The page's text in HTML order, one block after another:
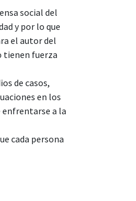
social del
y por lo que
el autor del
tienen fuerza
de casos,
en los
enfrentarse a la
cada persona